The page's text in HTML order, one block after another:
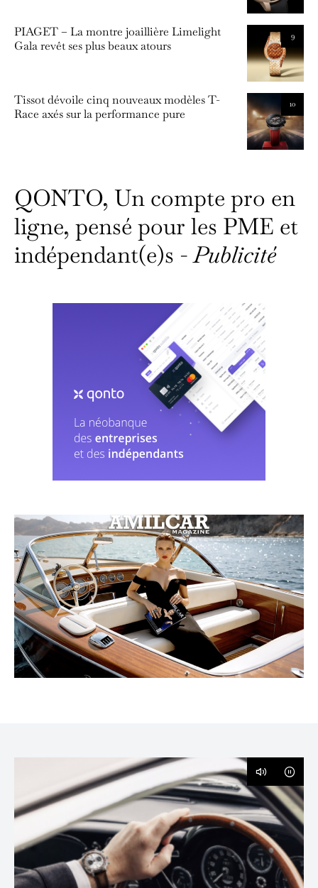
9
PIAGET – La montre joaillière Limelight
Gala revêt ses plus beaux atours
10
Tissot dévoile cinq nouveaux modèles T-
Race axés sur la performance pure
QONTO, Un compte pro en
ligne, pensé pour les PME et
indépendant(e)s -Publicité